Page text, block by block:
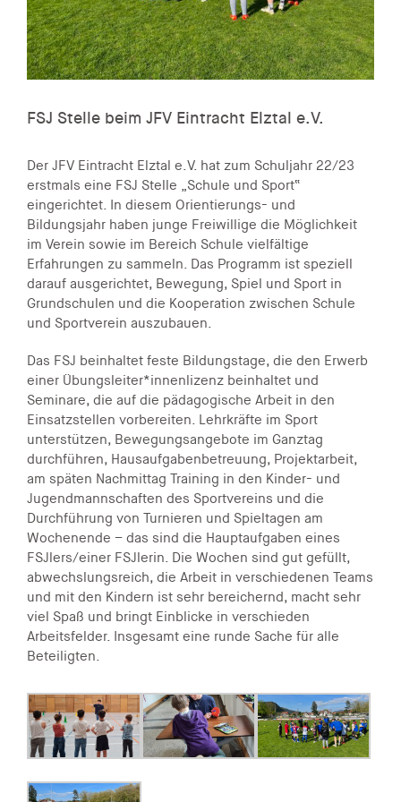
FSJ Stelle beim JFV Eintracht Elztal e.V.
Der JFV Eintracht Elztal e.V. hat zum Schuljahr 22/23
erstmals eine FSJ Stelle „Schule und Sport“
eingerichtet. In diesem Orientierungs- und
Bildungsjahr haben junge Freiwillige die Möglichkeit
im Verein sowie im Bereich Schule vielfältige
Erfahrungen zu sammeln. Das Programm ist speziell
darauf ausgerichtet, Bewegung, Spiel und Sport in
Grundschulen und die Kooperation zwischen Schule
und Sportverein auszubauen.
Das FSJ beinhaltet feste Bildungstage, die den Erwerb
einer Übungsleiter*innenlizenz beinhaltet und
Seminare, die auf die pädagogische Arbeit in den
Einsatzstellen vorbereiten. Lehrkräfte im Sport
unterstützen, Bewegungsangebote im Ganztag
durchführen, Hausaufgabenbetreuung, Projektarbeit,
am späten Nachmittag Training in den Kinder- und
Jugendmannschaften des Sportvereins und die
Durchführung von Turnieren und Spieltagen am
Wochenende – das sind die Hauptaufgaben eines
FSJlers/einer FSJlerin. Die Wochen sind gut gefüllt,
abwechslungsreich, die Arbeit in verschiedenen Teams
und mit den Kindern ist sehr bereichernd, macht sehr
viel Spaß und bringt Einblicke in verschieden
Arbeitsfelder. Insgesamt eine runde Sache für alle
Beteiligten.